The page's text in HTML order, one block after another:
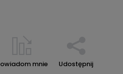
mnie Udostępnij